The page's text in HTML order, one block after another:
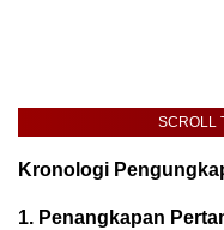
SCROLL
​Kronologi
1. Penangkapan